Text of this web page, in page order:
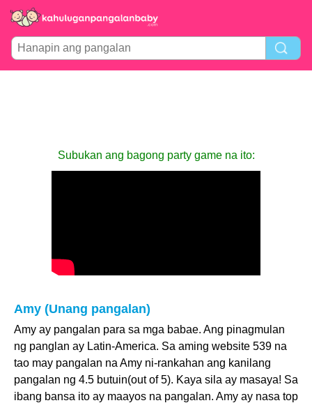
Subukan ang bagong party game na ito:
Amy (Unang pangalan)
Amy ay pangalan para sa mga babae. Ang pinagmulan
ng panglan ay Latin-America. Sa aming website 539 na
tao may pangalan na Amy ni-rankahan ang kanilang
pangalan ng 4.5 butuin(out of 5). Kaya sila ay masaya! Sa
ibang bansa ito ay maayos na pangalan. Amy ay nasa top